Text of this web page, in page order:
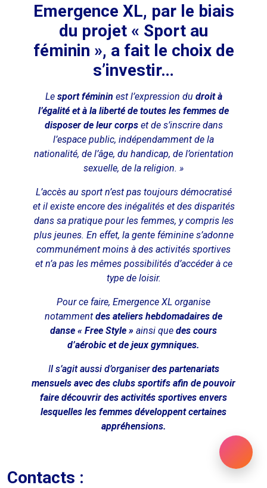
Emergence XL, par le biais
du projet « Sport au
féminin », a fait le choix de
s’investir…
Le sport féminin est l’expression du droit à
l’égalité et à la liberté de toutes les femmes de
disposer de leur corpset de s’inscrire dans
l’espace public, indépendamment de la
nationalité, de l’âge, du handicap, de l’orientation
sexuelle, de la religion. »
L’accès au sport n’est pas toujours démocratisé
et il existe encore des inégalités et des disparités
dans sa pratique pour les femmes, y compris les
plus jeunes. En effet, la gente féminine s’adonne
communément moins à des activités sportives
et n’a pas les mêmes possibilités d’accéder à ce
type de loisir.
Pour ce faire, Emergence XL organise
notamment des ateliers hebdomadaires de
danse « Free Style » ainsi que des cours
d’aérobic et de jeux gymniques.
Il s’agit aussi d’organiserdes partenariats
mensuels avec des clubs sportifs afin de pouvoir
faire découvrir des activités sportives envers
lesquelles les femmes développent certaines
appréhensions.
Contacts :